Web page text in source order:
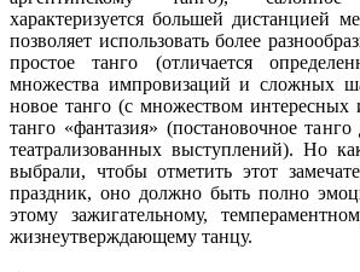
характеризуется большей дистанцией
позволяет использовать более
простое танго (отличается
множества импровизаций и сложных
новое танго (с множеством
танго «фантазия» (постановочное
театрализованных выступлений). Но
выбрали, чтобы отметить этот
праздник, оно должно быть полно
этому зажигательному,
жизнеутверждающему танцу.